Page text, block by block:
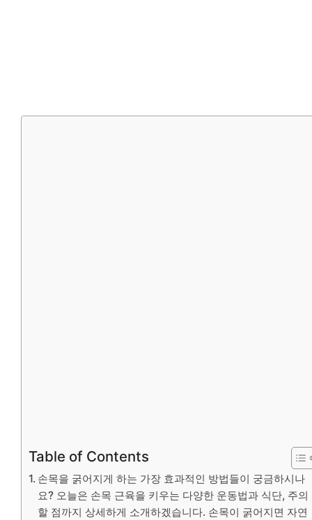
Table of Contents
손목을 굵어지게 하는 가장 효과적인 방법들이 궁금하시나
요? 오늘은 손목 근육을 키우는 다양한 운동법과 식단, 주의
할 점까지 상세하게 소개하겠습니다. 손목이 굵어지면 자연